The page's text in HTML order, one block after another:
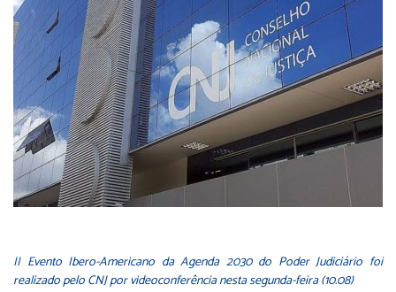
II Evento Ibero-Americano da Agenda 2030 do Poder Judiciário foi
realizado pelo CNJ por videoconferência nesta segunda-feira (10.08)